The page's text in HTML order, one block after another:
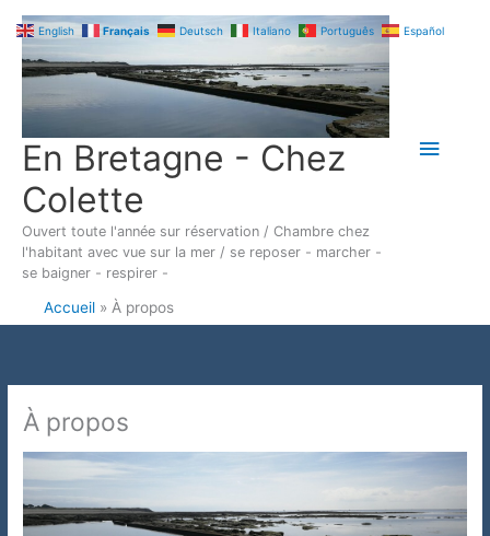
Aller
contenu
En Bretagne - Chez
Colette
Ouvert toute l'année sur réservation / Chambre chez
l'habitant avec vue sur la mer / se reposer - marcher -
se baigner - respirer -
Accueil À propos
À propos
English Français Deutsch Italiano Português Español